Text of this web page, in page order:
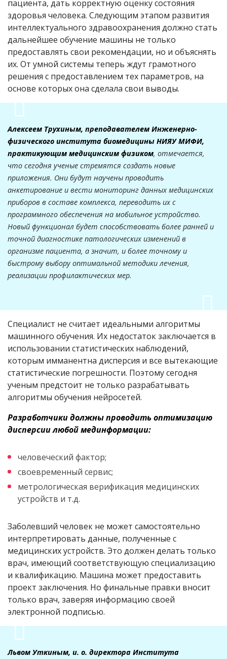
пациента, дать корректную оценку состояния
здоровья человека. Следующим этапом развития
интеллектуального здравоохранения должно стать
дальнейшее обучение машины не только
предоставлять свои рекомендации, но и объяснять
их. От умной системы теперь ждут грамотного
решения с предоставлением тех параметров, на
основе которых она сделала свои выводы.
Алексеем Трухиным, преподавателем Инженерно-
физического института биомедицины НИЯУ МИФИ,
практикующим медицинским физиком, отмечается,
что сегодня ученые стремятся создать новые
приложения. Они будут научены проводить
анкетирование и вести мониторинг данных медицинских
приборов в составе комплекса, переводить их с
программного обеспечения на мобильное устройство.
Новый функционал будет способствовать более ранней и
точной диагностике патологических изменений в
организме пациента, а значит, и более точному и
быстрому выбору оптимальной методики лечения,
реализации профилактических мер.
Специалист не считает идеальными алгоритмы
машинного обучения. Их недостаток заключается в
использовании статистических наблюдений,
которым имманентна дисперсия и все вытекающие
статистические погрешности. Поэтому сегодня
ученым предстоит не только разрабатывать
алгоритмы обучения нейросетей.
Разработчики должны проводить оптимизацию
дисперсии любой мединформации:
человеческий фактор;
своевременный сервис;
метрологическая верификация медицинских
устройств и т.д.
Заболевший человек не может самостоятельно
интерпретировать данные, полученные с
медицинских устройств. Это должен делать только
врач, имеющий соответствующую специализацию
и квалификацию. Машина может предоставить
проект заключения. Но финальные правки вносит
только врач, заверяя информацию своей
электронной подписью.
Львом Уткиным, и. о. директора Института